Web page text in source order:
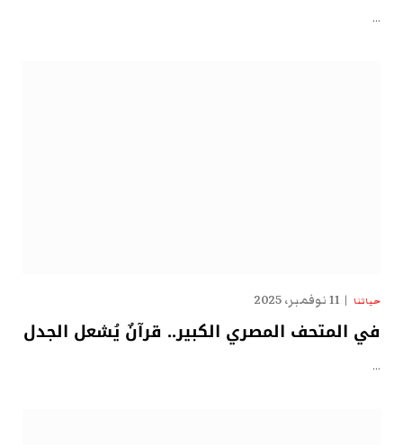
…
حياتنا 11 نوفمبر، 2025
في المتحف المصري الكبير.. قرآنٌ يُشعل الجدل
…